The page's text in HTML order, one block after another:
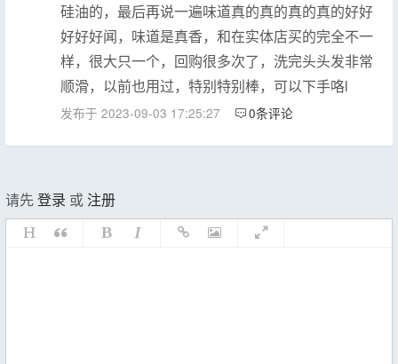
硅油的，最后再说一遍味道真的真的真的真的好好
好好好闻，味道是真香，和在实体店买的完全不一
样，很大只一个，回购很多次了，洗完头头发非常
顺滑，以前也用过，特别特别棒，可以下手咯l
发布于 2023-09-03 17:25:27 0条评论
请先登录 或 注册